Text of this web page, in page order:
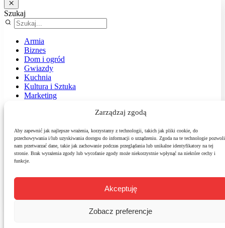
Zarządzaj zgodą
Aby zapewnić jak najlepsze wrażenia, korzystamy z technologii, takich jak pliki cookie, do
przechowywania i/lub uzyskiwania dostępu do informacji o urządzeniu. Zgoda na te technologie pozwoli
nam przetwarzać dane, takie jak zachowanie podczas przeglądania lub unikalne identyfikatory na tej
stronie. Brak wyrażenia zgody lub wycofanie zgody może niekorzystnie wpłynąć na niektóre cechy i
funkcje.
Akceptuję
Zobacz preferencje
Szukaj
Armia
Biznes
Dom i ogród
Gwiazdy
Kuchnia
Kultura i Sztuka
Marketing
Podróże
Polityka
Sport
Środowisko
Technologie